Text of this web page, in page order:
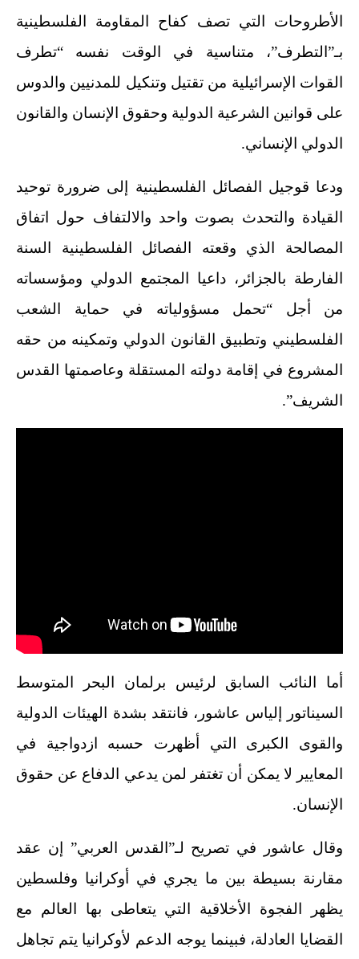
الأطروحات التي تصف كفاح المقاومة الفلسطينية
بـ”التطرف”، متناسية في الوقت نفسه “تطرف
القوات الإسرائيلية من تقتيل وتنكيل للمدنيين والدوس
على قوانين الشرعية الدولية وحقوق الإنسان والقانون
الدولي الإنساني.
ودعا قوجيل الفصائل الفلسطينية إلى ضرورة توحيد
القيادة والتحدث بصوت واحد والالتفاف حول اتفاق
المصالحة الذي وقعته الفصائل الفلسطينية السنة
الفارطة بالجزائر، داعيا المجتمع الدولي ومؤسساته
من أجل “تحمل مسؤولياته في حماية الشعب
الفلسطيني وتطبيق القانون الدولي وتمكينه من حقه
المشروع في إقامة دولته المستقلة وعاصمتها القدس
الشريف”.
أما النائب السابق لرئيس برلمان البحر المتوسط
السيناتور إلياس عاشور، فانتقد بشدة الهيئات الدولية
والقوى الكبرى التي أظهرت حسبه ازدواجية في
المعايير لا يمكن أن تغتفر لمن يدعي الدفاع عن حقوق
الإنسان.
وقال عاشور في تصريح لـ”القدس العربي” إن عقد
مقارنة بسيطة بين ما يجري في أوكرانيا وفلسطين
يظهر الفجوة الأخلاقية التي يتعاطى بها العالم مع
القضايا العادلة، فبينما يوجه الدعم لأوكرانيا يتم تجاهل